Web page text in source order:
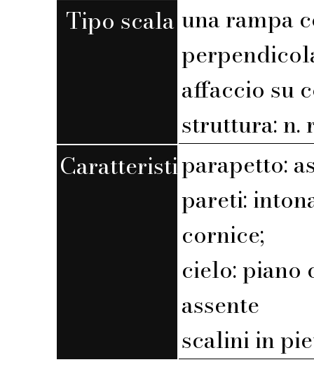
Tipo scala una rampa
affaccio su
struttura: n.
Caratteristicheparapetto:
pareti:
cornice;
cielo: piano
assente
scalini in